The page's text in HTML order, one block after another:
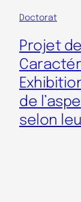
Doctorat
Projet
de
selon